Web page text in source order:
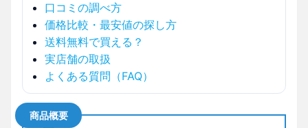
口コミの調べ方
価格比較・最安値の探し方
送料無料で買える？
実店舗の取扱
よくある質問（FAQ）
商品概要